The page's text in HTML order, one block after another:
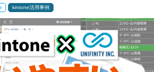
kintone活用事例